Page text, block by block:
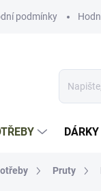
podmínky
Pruty